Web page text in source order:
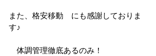
また、格安移動　にも感謝しておりま
す♪
体調管理徹底あるのみ！